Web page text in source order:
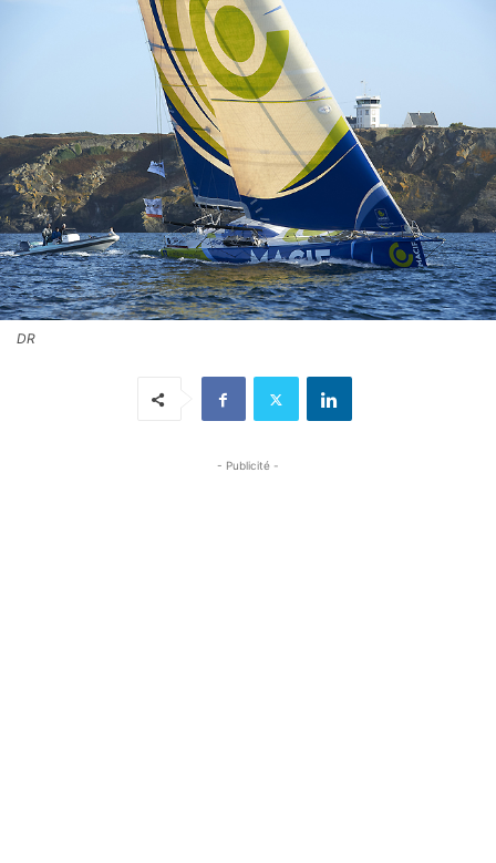
DR
- Publicité -